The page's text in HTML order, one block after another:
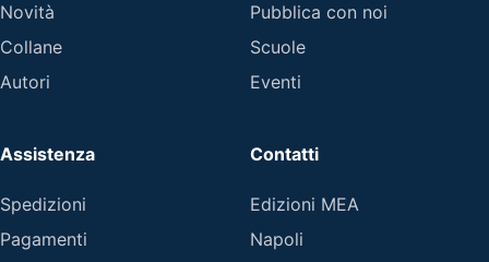
Novità
Collane
Autori
Pubblica con noi
Scuole
Eventi
Assistenza
Spedizioni
Pagamenti
Contatti
Edizioni MEA
Napoli